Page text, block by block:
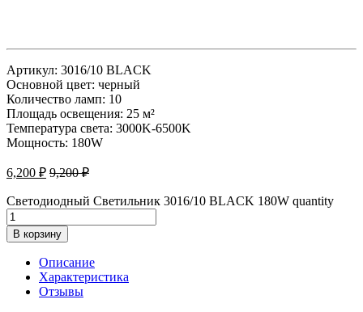
Артикул: 3016/10 BLACK
Основной цвет: черный
Количество ламп: 10
Площадь освещения: 25 м²
Температура света: 3000K-6500K
Мощность: 180W
6,200 ₽ 9,200₽
Светодиодный Светильник 3016/10 BLACK 180W quantity
В корзину
Описание
Характеристика
Отзывы